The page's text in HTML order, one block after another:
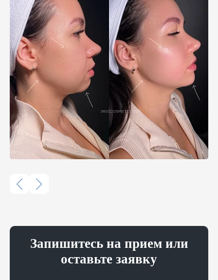
Запишитесь на прием или
оставьте заявку